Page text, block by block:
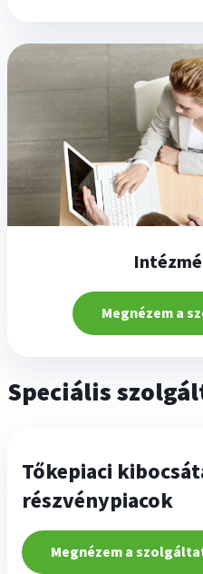
Megnézem a
Speciális
Tőkepiaci
részvénypiacok
Megnézem a